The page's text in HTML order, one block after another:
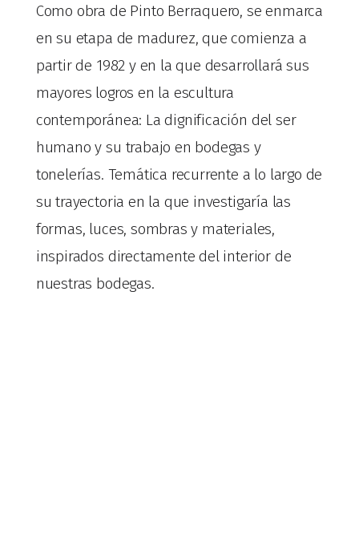
Como obra de Pinto Berraquero, se enmarca
en su etapa de madurez, que comienza a
partir de 1982 y en la que desarrollará sus
mayores logros en la escultura
contemporánea: La dignificación del ser
humano y su trabajo en bodegas y
tonelerías. Temática recurrente a lo largo de
su trayectoria en la que investigaría las
formas, luces, sombras y materiales,
inspirados directamente del interior de
nuestras bodegas.